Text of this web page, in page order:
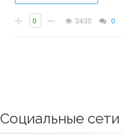
0 3430 0
Социальные сети